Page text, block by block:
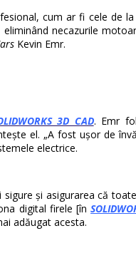
cum ar fi cele de la
necazurile
Kevin Emr.
3D CAD. Emr
el. „A fost ușor de
electrice.
și asigurarea că
digital firele [în
adăugat acesta.